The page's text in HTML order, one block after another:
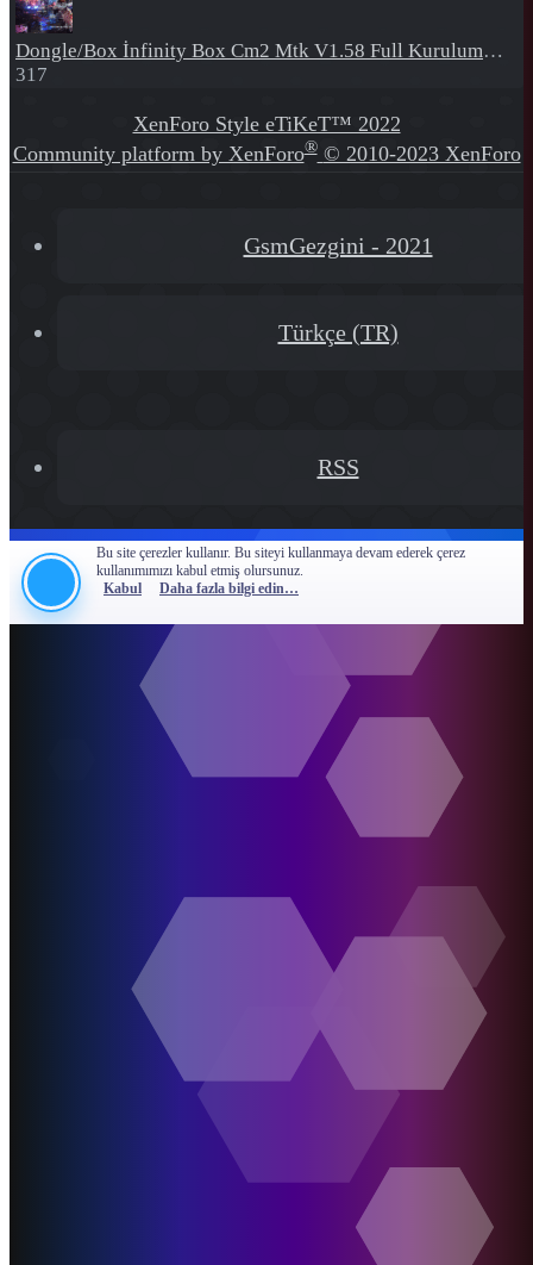
Dongle/Box İnfinity Box Cm2 Mtk V1.58 Full Kurulum+Crack
317
XenForo Style eTiKeT™ 2022
Community platform by XenForo® © 2010-2023 XenForo
GsmGezgini - 2021
Türkçe (TR)
RSS
Bu site çerezler kullanır. Bu siteyi kullanmaya devam ederek çerez
kullanımımızı kabul etmiş olursunuz.
Kabul
Daha fazla bilgi edin…